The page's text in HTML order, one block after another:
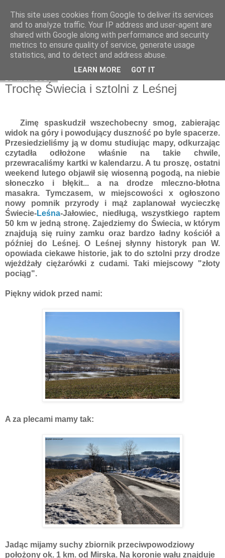
Moje miejsce
Trochę Świecia i sztolni z Leśnej
Zimę spaskudził wszechobecny smog, zabierając
widok na góry i powodujący duszność po byle spacerze.
Przesiedzieliśmy ją w domu studiując mapy, odkurzając
czytadła odłożone właśnie na takie chwile,
przewracaliśmy kartki w kalendarzu. A tu proszę, ostatni
weekend lutego objawił się wiosenną pogodą, na niebie
słoneczko i błękit... a na drodze mleczno-błotna
masakra. Tymczasem, w miejscowości x ogłoszono
nowy pomnik przyrody i mąż zaplanował wycieczkę
Świecie-Leśna-Jałowiec, niedługą, wszystkiego raptem
50 km w jedną stronę. Zajedziemy do Świecia, w którym
znajdują się ruiny zamku oraz bardzo ładny kościół a
później do Leśnej. O Leśnej słynny historyk pan W.
opowiada ciekawe historie, jak to do sztolni przy drodze
wjeżdżały ciężarówki z cudami. Taki miejscowy "złoty
pociąg".
Piękny widok przed nami:
A za plecami mamy tak:
Jadąc mijamy suchy zbiornik przeciwpowodziowy
położony ok. 1 km. od Mirska. Na koronie wału znajduje
This site uses cookies from Google to deliver its services
and to analyze traffic. Your IP address and user-agent are
shared with Google along with performance and security
metrics to ensure quality of service, generate usage
statistics, and to detect and address abuse.
LEARN MORE GOT IT